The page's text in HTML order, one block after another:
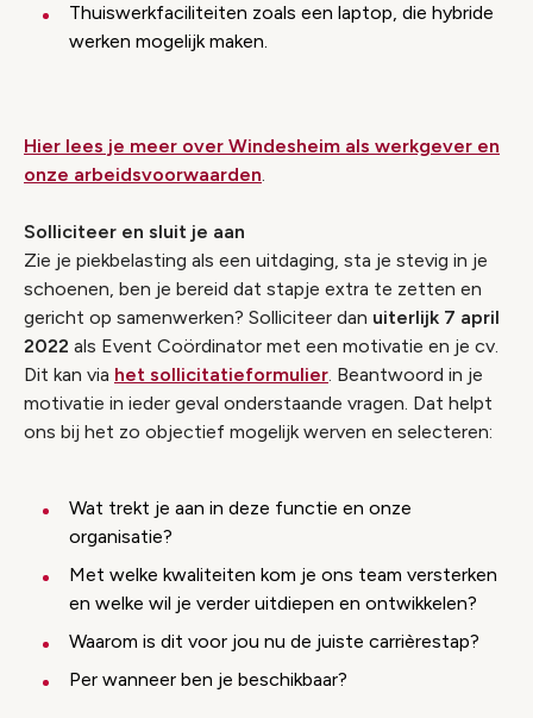
Thuiswerkfaciliteiten zoals een laptop, die hybride
werken mogelijk maken.
Hier lees je meer over Windesheim als werkgever en
onze arbeidsvoorwaarden.
Solliciteer en sluit je aan
Zie je piekbelasting als een uitdaging, sta je stevig in je
schoenen, ben je bereid dat stapje extra te zetten en
gericht op samenwerken? Solliciteer dan uiterlijk 7 april
2022 als Event Coördinator met een motivatie en je cv.
Dit kan via het sollicitatieformulier. Beantwoord in je
motivatie in ieder geval onderstaande vragen. Dat helpt
ons bij het zo objectief mogelijk werven en selecteren:
Wat trekt je aan in deze functie en onze
organisatie?
Met welke kwaliteiten kom je ons team versterken
en welke wil je verder uitdiepen en ontwikkelen?
Waarom is dit voor jou nu de juiste carrièrestap?
Per wanneer ben je beschikbaar?